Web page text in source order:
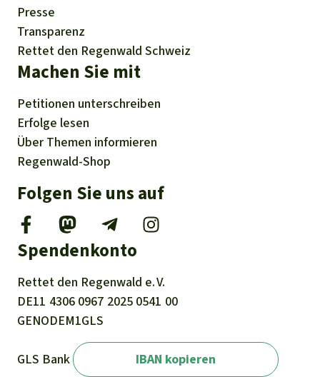
Presse
Transparenz
Rettet den Regenwald Schweiz
Machen Sie mit
Petitionen unterschreiben
Erfolge lesen
Über Themen informieren
Regenwald-Shop
Folgen Sie uns auf
Spendenkonto
Rettet den Regenwald e. V.
DE11 4306 0967 2025 0541 00
GENODEM1GLS
GLS Bank IBAN kopieren